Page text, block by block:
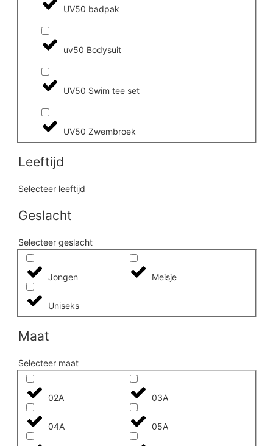
UV50 badpak
uv50 Bodysuit
UV50 Swim tee set
UV50 Zwembroek
Leeftijd
Selecteer leeftijd
Geslacht
Selecteer geslacht
Jongen Meisje
Uniseks
Maat
Selecteer maat
02A 03A
04A 05A